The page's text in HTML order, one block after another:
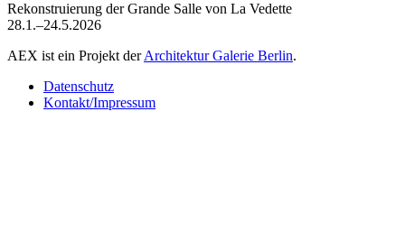
Rekonstruierung der Grande Salle von La Vedette
28.1.–24.5.2026
AEX ist ein Projekt derArchitektur Galerie Berlin.
Datenschutz
Kontakt/Impressum